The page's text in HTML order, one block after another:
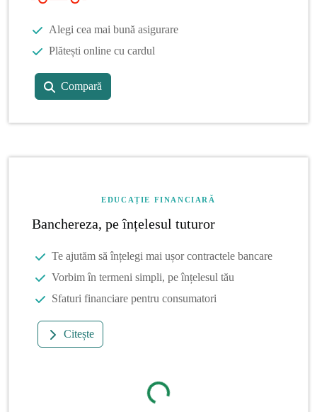
Alegi cea mai bună asigurare
Plătești online cu cardul
Compară
EDUCAȚIE FINANCIARĂ
Banchereza, pe înțelesul tuturor
Te ajutăm să înțelegi mai ușor contractele bancare
Vorbim în termeni simpli, pe înțelesul tău
Sfaturi financiare pentru consumatori
Citește